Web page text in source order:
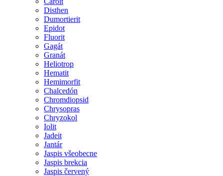
Disthen
Dumortierit
Epidot
Fluorit
Gagát
Granát
Heliotrop
Hematit
Hemimorfit
Chalcedón
Chromdiopsid
Chrysopras
Chryzokol
Iolit
Jadeit
Jantár
Jaspis všeobecne
Jaspis brekcia
Jaspis červený